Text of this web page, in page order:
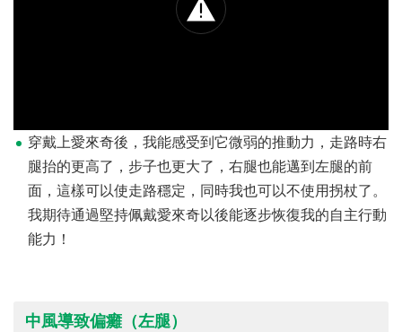
穿戴上愛來奇後，我能感受到它微弱的推動力，走路時右
腿抬的更高了，步子也更大了，右腿也能邁到左腿的前
面，這樣可以使走路穩定，同時我也可以不使用拐杖了。
我期待通過堅持佩戴愛來奇以後能逐步恢復我的自主行動
能力！
中風導致偏癱（左腿）